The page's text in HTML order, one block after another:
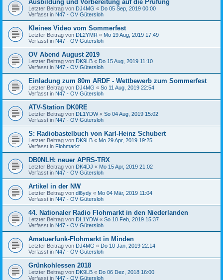
Ausbildung und Vorbereitung auf die Prüfung
Letzter Beitrag von DJ4MG « Do 05 Sep, 2019 00:00
Verfasst in N47 - OV Gütersloh
Kleines Video vom Sommerfest
Letzter Beitrag von DL2YMR « Mo 19 Aug, 2019 17:49
Verfasst in N47 - OV Gütersloh
OV Abend August 2019
Letzter Beitrag von DK9LB « Do 15 Aug, 2019 11:10
Verfasst in N47 - OV Gütersloh
Einladung zum 80m ARDF - Wettbewerb zum Sommerfest
Letzter Beitrag von DJ4MG « So 11 Aug, 2019 22:54
Verfasst in N47 - OV Gütersloh
ATV-Station DK0RE
Letzter Beitrag von DL1YDW« So 04 Aug, 2019 15:02
Verfasst in N47 - OV Gütersloh
S: Radiobastelbuch von Karl-Heinz Schubert
Letzter Beitrag von DK9LB « Mo 29 Apr, 2019 19:25
Verfasst in Flohmarkt
DB0NLH: neuer APRS-TRX
Letzter Beitrag von DK4DJ « Mo 15 Apr, 2019 21:02
Verfasst in N47 - OV Gütersloh
Artikel in der NW
Letzter Beitrag von dl6ydy « Mo 04 Mär, 2019 11:04
Verfasst in N47 - OV Gütersloh
44. Nationaler Radio Flohmarkt in den Niederlanden
Letzter Beitrag von DL1YDW« So 10 Feb, 2019 15:37
Verfasst in N47 - OV Gütersloh
Amatuerfunk-Flohmarkt in Minden
Letzter Beitrag von DJ4MG « Do 10 Jan, 2019 22:14
Verfasst in N47 - OV Gütersloh
Grünkohlessen 2018
Letzter Beitrag von DK9LB « Do 06 Dez, 2018 16:00
Verfasst in N47 - OV Gütersloh